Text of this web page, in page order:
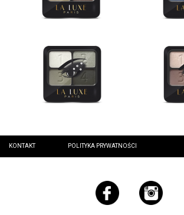
KONTAKT POLITYKA PRYWATNOŚCI